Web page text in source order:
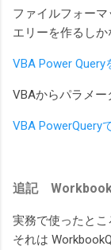
ファイルフォー
エリーを作るしか
VBA Power
VBAからパラメー
VBA PowerQuery
追記
実務で使ったとこ
それは